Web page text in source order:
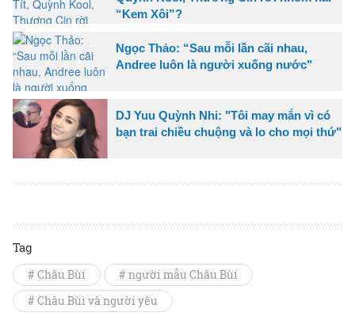
“Kem Xôi”?
Ngọc Thảo: “Sau mỗi lần cãi nhau,
Andree luôn là người xuống nước"
DJ Yuu Quỳnh Nhi: "Tôi may mắn vì có
bạn trai chiều chuộng và lo cho mọi thứ"
Tag
# Châu Bùi
# người mẫu Châu Bùi
# Châu Bùi và người yêu